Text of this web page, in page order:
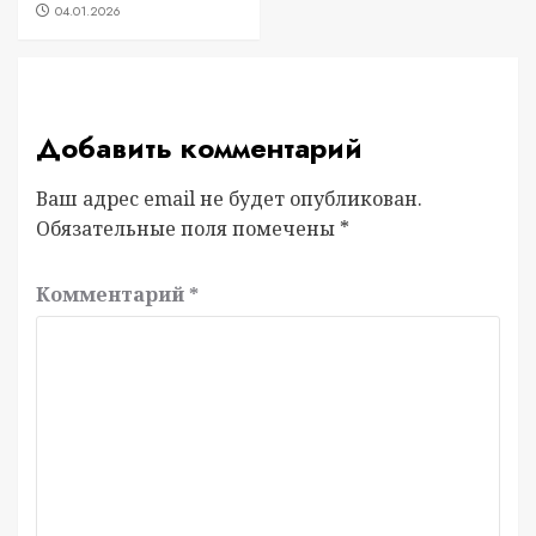
04.01.2026
Добавить комментарий
Ваш адрес email не будет опубликован.
Обязательные поля помечены *
Комментарий *